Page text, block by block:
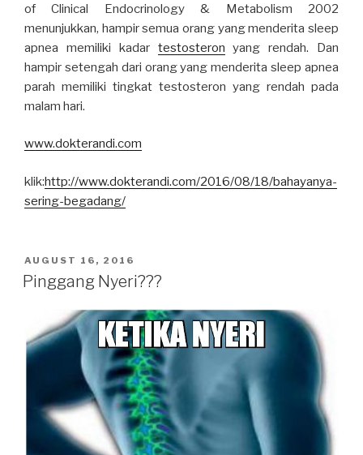
of Clinical Endocrinology & Metabolism 2002
menunjukkan, hampir semua orang yang menderita sleep
apnea memiliki kadar testosteron yang rendah. Dan
hampir setengah dari orang yang menderita sleep apnea
parah memiliki tingkat testosteron yang rendah pada
malam hari.
www.dokterandi.com
klik:http://www.dokterandi.com/2016/08/18/bahayanya-
sering-begadang/
POSTED
ON
AUGUST 16, 2016
Pinggang Nyeri???